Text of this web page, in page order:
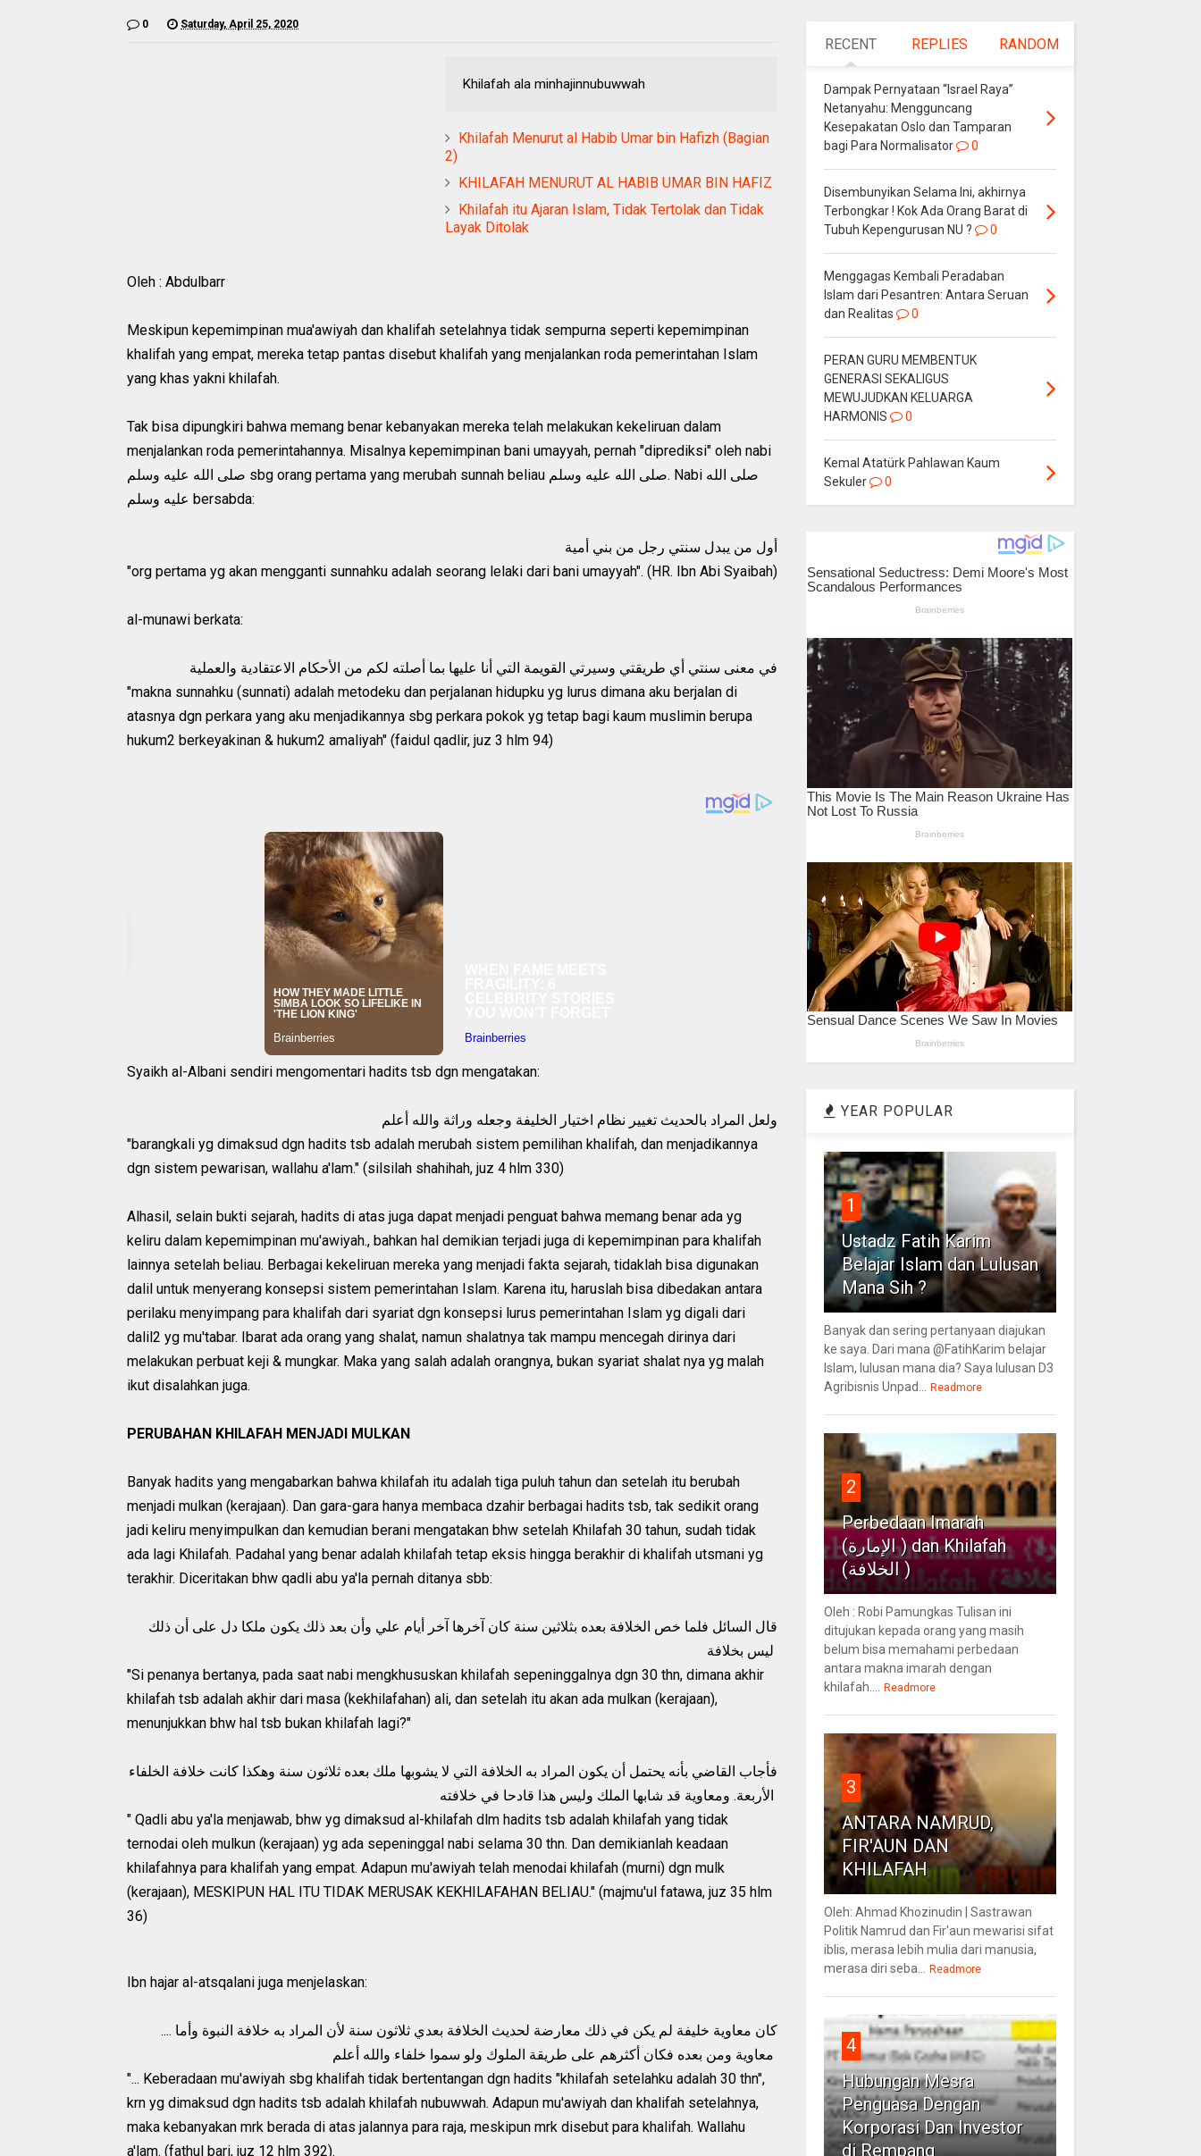
0 Saturday, April 25, 2020
Khilafah ala minhajinnubuwwah
Khilafah Menurut al Habib Umar bin Hafizh (Bagian
2)
KHILAFAH MENURUT AL HABIB UMAR BIN HAFIZ
Khilafah itu Ajaran Islam, Tidak Tertolak dan Tidak
Layak Ditolak
Oleh : Abdulbarr
Meskipun kepemimpinan mua'awiyah dan khalifah setelahnya tidak sempurna seperti kepemimpinan
khalifah yang empat, mereka tetap pantas disebut khalifah yang menjalankan roda pemerintahan Islam
yang khas yakni khilafah.
Tak bisa dipungkiri bahwa memang benar kebanyakan mereka telah melakukan kekeliruan dalam
menjalankan roda pemerintahannya. Misalnya kepemimpinan bani umayyah, pernah "diprediksi" oleh nabi
صلى الله عليه وسلم sbg orang pertama yang merubah sunnah beliau صلى الله عليه وسلم. Nabi صلى الله
عليه وسلم bersabda:
أول من يبدل سنتي رجل من بني أمية
"org pertama yg akan mengganti sunnahku adalah seorang lelaki dari bani umayyah". (HR. Ibn Abi Syaibah)
al-munawi berkata:
في معنى سنتي أي طريقتي وسيرتي القويمة التي أنا عليها بما أصلته لكم من الأحكام الاعتقادية والعملية
"makna sunnahku (sunnati) adalah metodeku dan perjalanan hidupku yg lurus dimana aku berjalan di
atasnya dgn perkara yang aku menjadikannya sbg perkara pokok yg tetap bagi kaum muslimin berupa
hukum2 berkeyakinan & hukum2 amaliyah" (faidul qadlir, juz 3 hlm 94)
Syaikh al-Albani sendiri mengomentari hadits tsb dgn mengatakan:
ولعل المراد بالحديث تغيير نظام اختيار الخليفة وجعله وراثة والله أعلم
"barangkali yg dimaksud dgn hadits tsb adalah merubah sistem pemilihan khalifah, dan menjadikannya
dgn sistem pewarisan, wallahu a'lam." (silsilah shahihah, juz 4 hlm 330)
Alhasil, selain bukti sejarah, hadits di atas juga dapat menjadi penguat bahwa memang benar ada yg
keliru dalam kepemimpinan mu'awiyah., bahkan hal demikian terjadi juga di kepemimpinan para khalifah
lainnya setelah beliau. Berbagai kekeliruan mereka yang menjadi fakta sejarah, tidaklah bisa digunakan
dalil untuk menyerang konsepsi sistem pemerintahan Islam. Karena itu, haruslah bisa dibedakan antara
perilaku menyimpang para khalifah dari syariat dgn konsepsi lurus pemerintahan Islam yg digali dari
dalil2 yg mu'tabar. Ibarat ada orang yang shalat, namun shalatnya tak mampu mencegah dirinya dari
melakukan perbuat keji & mungkar. Maka yang salah adalah orangnya, bukan syariat shalat nya yg malah
ikut disalahkan juga.
PERUBAHAN KHILAFAH MENJADI MULKAN
Banyak hadits yang mengabarkan bahwa khilafah itu adalah tiga puluh tahun dan setelah itu berubah
menjadi mulkan (kerajaan). Dan gara-gara hanya membaca dzahir berbagai hadits tsb, tak sedikit orang
jadi keliru menyimpulkan dan kemudian berani mengatakan bhw setelah Khilafah 30 tahun, sudah tidak
ada lagi Khilafah. Padahal yang benar adalah khilafah tetap eksis hingga berakhir di khalifah utsmani yg
terakhir. Diceritakan bhw qadli abu ya'la pernah ditanya sbb:
قال السائل فلما خص الخلافة بعده بثلاثين سنة كان آخرها آخر أيام علي وأن بعد ذلك يكون ملكا دل على أن ذلك
"Si penanya bertanya, pada saat nabi mengkhususkan khilafah sepeninggalnya dgn 30 thn, dimana akhir
khilafah tsb adalah akhir dari masa (kekhilafahan) ali, dan setelah itu akan ada mulkan (kerajaan),
menunjukkan bhw hal tsb bukan khilafah lagi?"
فأجاب القاضي بأنه يحتمل أن يكون المراد به الخلافة التي لا يشوبها ملك بعده ثلاثون سنة وهكذا كانت خلافة الخلفاء
" Qadli abu ya'la menjawab, bhw yg dimaksud al-khilafah dlm hadits tsb adalah khilafah yang tidak
ternodai oleh mulkun (kerajaan) yg ada sepeninggal nabi selama 30 thn. Dan demikianlah keadaan
khilafahnya para khalifah yang empat. Adapun mu'awiyah telah menodai khilafah (murni) dgn mulk
(kerajaan), MESKIPUN HAL ITU TIDAK MERUSAK KEKHILAFAHAN BELIAU." (majmu'ul fatawa, juz 35 hlm
36)
Ibn hajar al-atsqalani juga menjelaskan:
.... كان معاوية خليفة لم يكن في ذلك معارضة لحديث الخلافة بعدي ثلاثون سنة لأن المراد به خلافة النبوة وأما
"... Keberadaan mu'awiyah sbg khalifah tidak bertentangan dgn hadits "khilafah setelahku adalah 30 thn",
krn yg dimaksud dgn hadits tsb adalah khilafah nubuwwah. Adapun mu'awiyah dan khalifah setelahnya,
maka kebanyakan mrk berada di atas jalannya para raja, meskipun mrk disebut para khalifah. Wallahu
a'lam. (fathul bari, juz 12 hlm 392).
RECENT REPLIES RANDOM
Dampak Pernyataan “Israel Raya”
Netanyahu: Mengguncang
Kesepakatan Oslo dan Tamparan
bagi Para Normalisator
0
Disembunyikan Selama Ini, akhirnya
Terbongkar ! Kok Ada Orang Barat di
Tubuh Kepengurusan NU ?
0
Menggagas Kembali Peradaban
Islam dari Pesantren: Antara Seruan
dan Realitas
0
PERAN GURU MEMBENTUK
GENERASI SEKALIGUS
MEWUJUDKAN KELUARGA
HARMONIS
0
Kemal Atatürk Pahlawan Kaum
Sekuler
0
YEAR POPULAR
1
Ustadz Fatih Karim
Belajar Islam dan Lulusan
Mana Sih ?
Banyak dan sering pertanyaan diajukan
ke saya. Dari mana @FatihKarim belajar
Islam, lulusan mana dia? Saya lulusan D3
Agribisnis Unpad...
Readmore
2
Perbedaan Imarah
(الإمارة ) dan Khilafah
(الخلافة )
Oleh : Robi Pamungkas Tulisan ini
ditujukan kepada orang yang masih
belum bisa memahami perbedaan
antara makna imarah dengan
khilafah....
Readmore
3
ANTARA NAMRUD,
FIR'AUN DAN
KHILAFAH
Oleh: Ahmad Khozinudin | Sastrawan
Politik Namrud dan Fir'aun mewarisi sifat
iblis, merasa lebih mulia dari manusia,
merasa diri seba...
Readmore
4
Hubungan Mesra
Penguasa Dengan
Korporasi Dan Investor
di Rempang